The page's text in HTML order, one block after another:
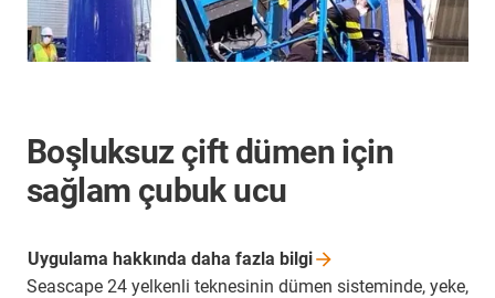
Boşluksuz çift dümen için
sağlam çubuk ucu
Seascape 24 yelkenli teknesinin dümen sisteminde, yeke,
Uygulama hakkında daha fazla bilgi